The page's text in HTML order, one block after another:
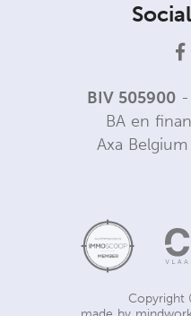
BIV 505900-
BA en
Axa
Copyright